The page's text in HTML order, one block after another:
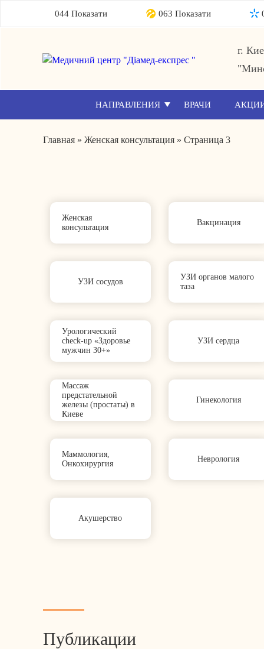
044 Показати 063 Показати
г.
НАПРАВЛЕНИЯ ВРАЧИ
Главная » Женская консультация » Страница 3
Женская
консультация
Вакцинация
УЗИ сосудов
УЗИ органов малого
таза
Урологический
check‑up «Здоровье
мужчин 30+»
УЗИ сердца
Массаж
предстательной
железы (простаты) в
Киеве
Гинекология
Маммология,
Онкохирургия
Неврология
Акушерство
Публикации